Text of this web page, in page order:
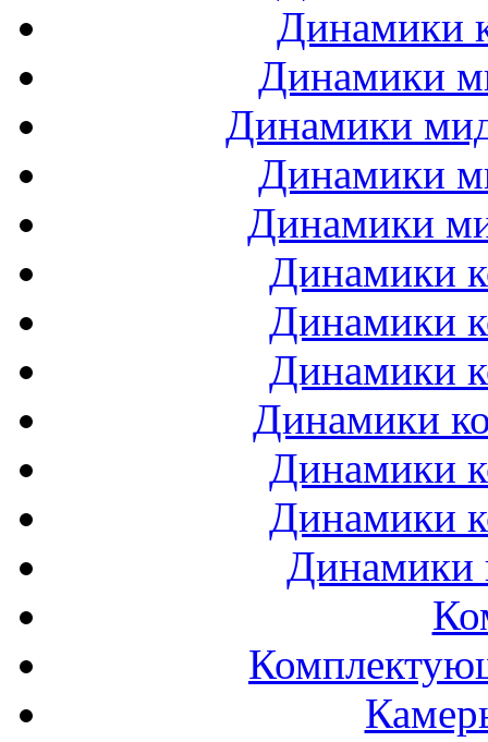
Динамики
Динамики
Динамики
Динамики
Динамики
Динамики
Динамики
Динамики
Динамики
Динамики
Динамики
Динамики